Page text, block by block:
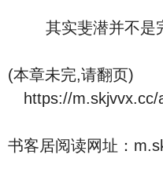
其实斐潜并不是完
(本章未完,请翻页)
https://m.skjvvx.cc/
书客居阅读网址：